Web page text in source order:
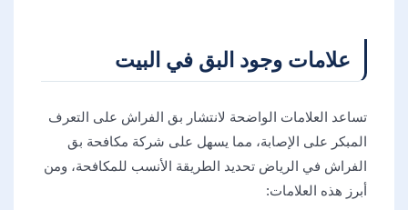
علامات وجود البق في البيت
تساعد العلامات الواضحة لانتشار بق الفراش على التعرف
المبكر على الإصابة، مما يسهل على شركة مكافحة بق
الفراش في الرياض تحديد الطريقة الأنسب للمكافحة، ومن
أبرز هذه العلامات: